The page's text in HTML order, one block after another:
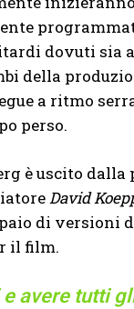
dovuti sia
della
a ritmo
perso.
è uscito dalla
David
di versioni
il film.
e avere tutti